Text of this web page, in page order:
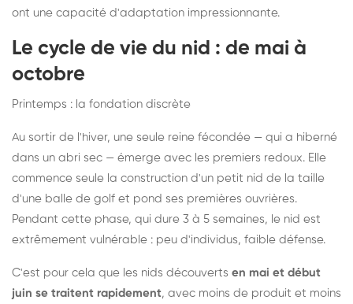
ont une capacité d'adaptation impressionnante.
Le cycle de vie du nid : de mai à
octobre
Printemps : la fondation discrète
Au sortir de l'hiver, une seule reine fécondée — qui a hiberné
dans un abri sec — émerge avec les premiers redoux. Elle
commence seule la construction d'un petit nid de la taille
d'une balle de golf et pond ses premières ouvrières.
Pendant cette phase, qui dure 3 à 5 semaines, le nid est
extrêmement vulnérable : peu d'individus, faible défense.
C'est pour cela que les nids découverts en mai et début
juin se traitent rapidement, avec moins de produit et moins